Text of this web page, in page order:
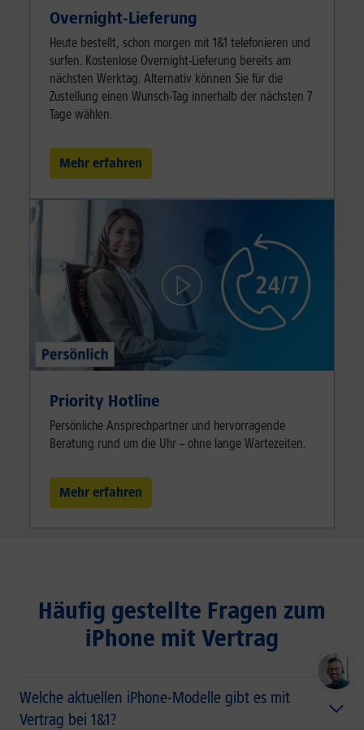
Overnight-Lieferung
Heute bestellt, schon morgen mit 1&1 telefonieren und
surfen. Kostenlose Overnight-Lieferung bereits am
nächsten Werktag. Alternativ können Sie für die
Zustellung einen Wunsch-Tag innerhalb der nächsten 7
Tage wählen.
Mehr erfahren
Priority Hotline
Persönliche Ansprechpartner und hervorragende
Beratung rund um die Uhr – ohne lange Wartezeiten.
Mehr erfahren
Häufig gestellte Fragen zum
iPhone mit Vertrag
Welche aktuellen iPhone-Modelle gibt es mit
Vertrag bei 1&1?